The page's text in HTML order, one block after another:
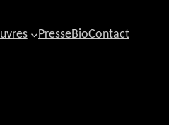
PresseBioContact